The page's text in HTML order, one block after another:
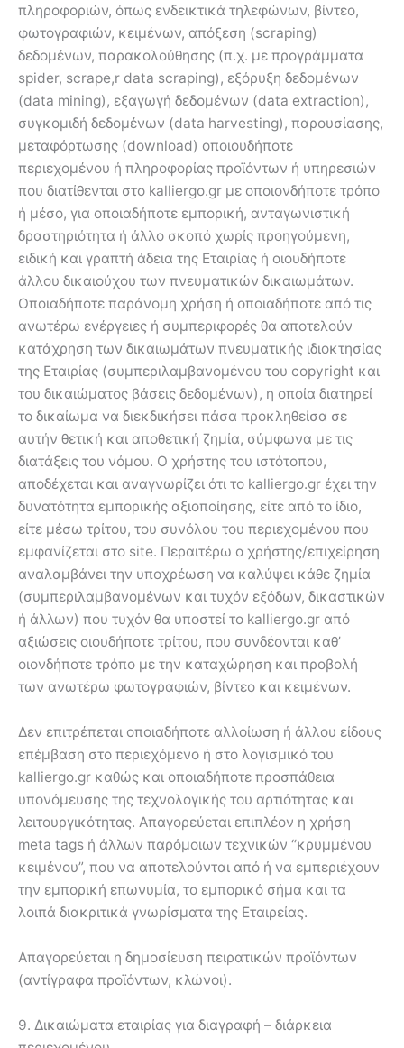
πληροφοριών, όπως ενδεικτικά τηλεφώνων, βίντεο,
φωτογραφιών, κειμένων, απόξεση (scraping)
δεδομένων, παρακολούθησης (π.χ. με προγράμματα
spider, scrape,r data scraping), εξόρυξη δεδομένων
(data mining), εξαγωγή δεδομένων (data extraction),
συγκομιδή δεδομένων (data harvesting), παρουσίασης,
μεταφόρτωσης (download) οποιουδήποτε
περιεχομένου ή πληροφορίας προϊόντων ή υπηρεσιών
που διατίθενται στο kalliergo.gr με οποιονδήποτε τρόπο
ή μέσο, για οποιαδήποτε εμπορική, ανταγωνιστική
δραστηριότητα ή άλλο σκοπό χωρίς προηγούμενη,
ειδική και γραπτή άδεια της Εταιρίας ή οιουδήποτε
άλλου δικαιούχου των πνευματικών δικαιωμάτων.
Οποιαδήποτε παράνομη χρήση ή οποιαδήποτε από τις
ανωτέρω ενέργειες ή συμπεριφορές θα αποτελούν
κατάχρηση των δικαιωμάτων πνευματικής ιδιοκτησίας
της Εταιρίας (συμπεριλαμβανομένου του copyright και
του δικαιώματος βάσεις δεδομένων), η οποία διατηρεί
το δικαίωμα να διεκδικήσει πάσα προκληθείσα σε
αυτήν θετική και αποθετική ζημία, σύμφωνα με τις
διατάξεις του νόμου. Ο χρήστης του ιστότοπου,
αποδέχεται και αναγνωρίζει ότι το kalliergo.gr έχει την
δυνατότητα εμπορικής αξιοποίησης, είτε από το ίδιο,
είτε μέσω τρίτου, του συνόλου του περιεχομένου που
εμφανίζεται στο site. Περαιτέρω ο χρήστης/επιχείρηση
αναλαμβάνει την υποχρέωση να καλύψει κάθε ζημία
(συμπεριλαμβανομένων και τυχόν εξόδων, δικαστικών
ή άλλων) που τυχόν θα υποστεί το kalliergo.gr από
αξιώσεις οιουδήποτε τρίτου, που συνδέονται καθ’
οιονδήποτε τρόπο με την καταχώρηση και προβολή
των ανωτέρω φωτογραφιών, βίντεο και κειμένων.
Δεν επιτρέπεται οποιαδήποτε αλλοίωση ή άλλου είδους
επέμβαση στο περιεχόμενο ή στο λογισμικό του
kalliergo.gr καθώς και οποιαδήποτε προσπάθεια
υπονόμευσης της τεχνολογικής του αρτιότητας και
λειτουργικότητας. Απαγορεύεται επιπλέον η χρήση
meta tags ή άλλων παρόμοιων τεχνικών “κρυμμένου
κειμένου”, που να αποτελούνται από ή να εμπεριέχουν
την εμπορική επωνυμία, το εμπορικό σήμα και τα
λοιπά διακριτικά γνωρίσματα της Εταιρείας.
Απαγορεύεται η δημοσίευση πειρατικών προϊόντων
(αντίγραφα προϊόντων, κλώνοι).
9. Δικαιώματα εταιρίας για διαγραφή – διάρκεια